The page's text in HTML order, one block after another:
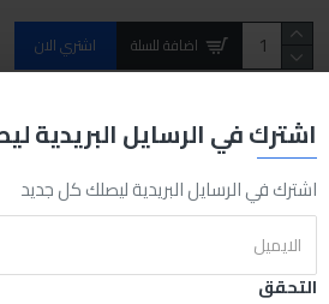
اشترك في الرسايل البريدية
اشترك في الرسايل البريدية ليصلك كل جديد
التحقق
اضافة للسلة اشتري الان
REQUEST MORE INFO
Clamp
Meter
صبري ستورز